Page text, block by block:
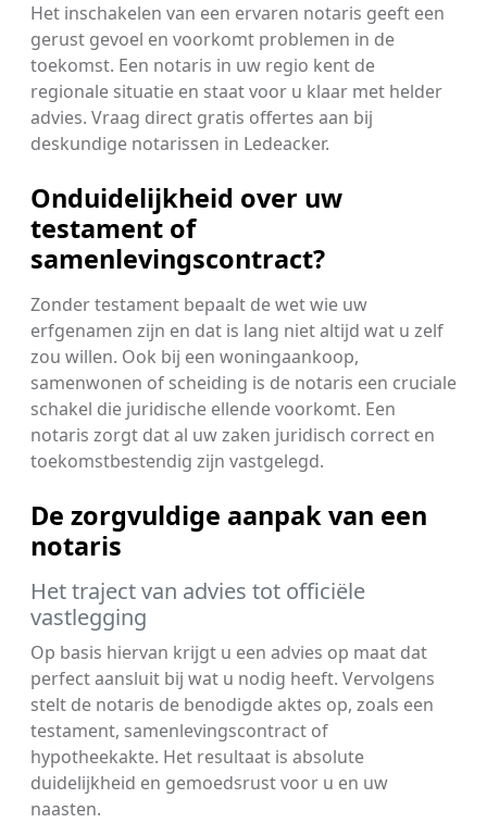
Het inschakelen van een ervaren notaris geeft een
gerust gevoel en voorkomt problemen in de
toekomst. Een notaris in uw regio kent de
regionale situatie en staat voor u klaar met helder
advies. Vraag direct gratis offertes aan bij
deskundige notarissen in Ledeacker.
Onduidelijkheid over uw
testament of
samenlevingscontract?
Zonder testament bepaalt de wet wie uw
erfgenamen zijn en dat is lang niet altijd wat u zelf
zou willen. Ook bij een woningaankoop,
samenwonen of scheiding is de notaris een cruciale
schakel die juridische ellende voorkomt. Een
notaris zorgt dat al uw zaken juridisch correct en
toekomstbestendig zijn vastgelegd.
De zorgvuldige aanpak van een
notaris
Het traject van advies tot officiële
vastlegging
Op basis hiervan krijgt u een advies op maat dat
perfect aansluit bij wat u nodig heeft. Vervolgens
stelt de notaris de benodigde aktes op, zoals een
testament, samenlevingscontract of
hypotheekakte. Het resultaat is absolute
duidelijkheid en gemoedsrust voor u en uw
naasten.